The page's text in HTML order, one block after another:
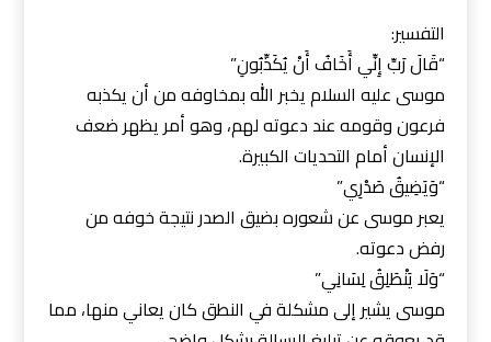
التفسير:
“قَالَ رَبِّ إِنِّي أَخَافُ أَنْ يُكَذِّبُونِ”
موسى عليه السلام يخبر الله بمخاوفه من أن يكذبه
فرعون وقومه عند دعوته لهم، وهو أمر يظهر ضعف
الإنسان أمام التحديات الكبيرة.
“وَيَضِيقُ صَدْرِي”
يعبر موسى عن شعوره بضيق الصدر نتيجة خوفه من
رفض دعوته.
“وَلَا يَنْطَلِقُ لِسَانِي”
موسى يشير إلى مشكلة في النطق كان يعاني منها، مما